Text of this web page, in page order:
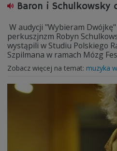
Baron i Schulkowsky
W audycji "Wybieram
perkuszjnzm Robyn
wystąpili w Studiu Polskiego
Szpilmana w ramach Mózg
Zobacz więcej na temat: muzyka